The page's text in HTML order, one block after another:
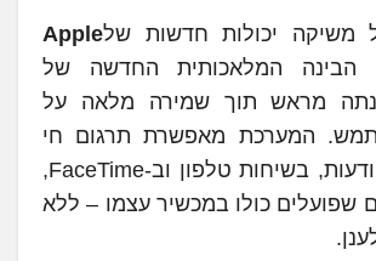
משיקה יכולות חדשות שלApple
הבינה המלאכותית החדשה של
מראש תוך שמירה מלאה על
המערכת מאפשרת תרגום חי
בזמן אמת בהודעות, בשיחות טלפון וב-FaceTime,
שפועלים כולו במכשיר עצמו – ללא